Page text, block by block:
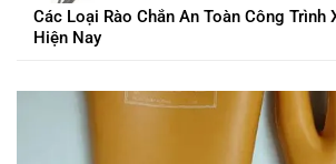
Các Loại Rào Chắn An Toàn Công Trình
Hiện Nay